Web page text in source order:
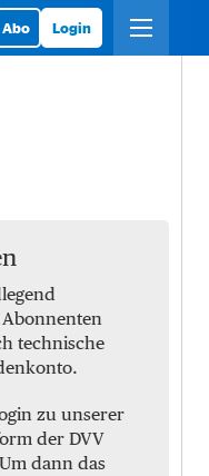
Abo Login
technische
zu unserer
der DVV
dann das